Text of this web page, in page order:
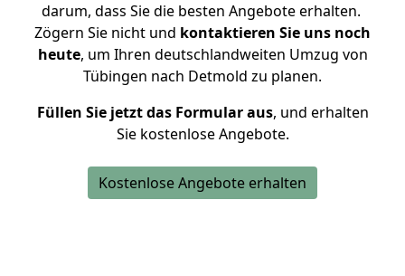
darum, dass Sie die besten Angebote erhalten.
Zögern Sie nicht und kontaktieren Sie uns noch
heute, um Ihren deutschlandweiten Umzug von
Tübingen nach Detmold zu planen.
Füllen Sie jetzt das Formular aus, und erhalten
Sie kostenlose Angebote.
Kostenlose Angebote erhalten